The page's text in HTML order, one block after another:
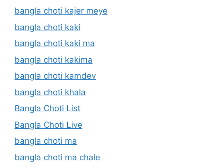
bangla choti kajer meye
bangla choti kaki
bangla choti kaki ma
bangla choti kakima
bangla choti kamdev
bangla choti khala
Bangla Choti List
Bangla Choti Live
bangla choti ma
bangla choti ma chale